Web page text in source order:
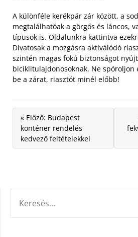
A különféle kerékpár zár között, a
megtalálhatóak a görgős és láncos,
típusok is. Oldalunkra kattintva
Divatosak a mozgásra aktiválódó
szintén magas fokú biztonságot
biciklitulajdonosoknak. Ne spóroljon
be a zárat, riasztót minél előbb!
« Előző: Budapest
konténer rendelés
kedvező feltételekkel